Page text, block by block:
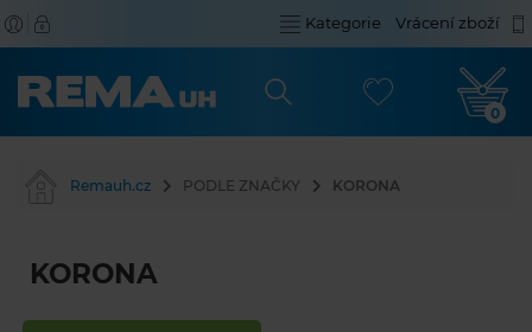
Kategorie Vrácení zboží
0
Remauh.cz PODLE ZNAČKY KORONA
KORONA